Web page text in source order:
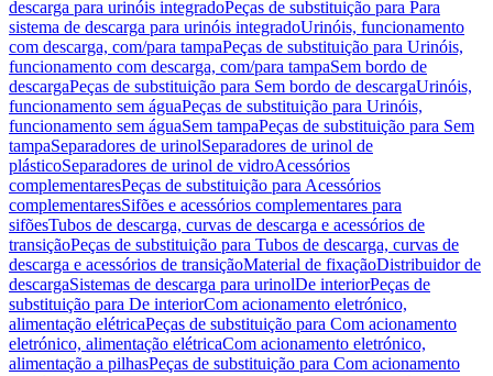
descarga para urinóis integradoPeças de substituição para Para
sistema de descarga para urinóis integradoUrinóis, funcionamento
com descarga, com/para tampaPeças de substituição para Urinóis,
funcionamento com descarga, com/para tampaSem bordo de
descargaPeças de substituição para Sem bordo de descargaUrinóis,
funcionamento sem águaPeças de substituição para Urinóis,
funcionamento sem águaSem tampaPeças de substituição para Sem
tampaSeparadores de urinolSeparadores de urinol de
plásticoSeparadores de urinol de vidroAcessórios
complementaresPeças de substituição para Acessórios
complementaresSifões e acessórios complementares para
sifõesTubos de descarga, curvas de descarga e acessórios de
transiçãoPeças de substituição para Tubos de descarga, curvas de
descarga e acessórios de transiçãoMaterial de fixaçãoDistribuidor de
descargaSistemas de descarga para urinolDe interiorPeças de
substituição para De interiorCom acionamento eletrónico,
alimentação elétricaPeças de substituição para Com acionamento
eletrónico, alimentação elétricaCom acionamento eletrónico,
alimentação a pilhasPeças de substituição para Com acionamento